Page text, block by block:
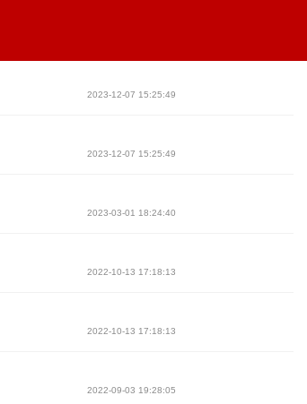
2023-12-07 15:25:49
2023-12-07 15:25:49
2023-03-01 18:24:40
2022-10-13 17:18:13
2022-10-13 17:18:13
2022-09-03 19:28:05